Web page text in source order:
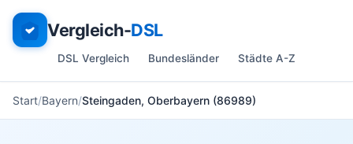
Vergleich-DSL
DSL Vergleich Bundesländer Städte A-Z
Start Bayern Steingaden, Oberbayern (86989)